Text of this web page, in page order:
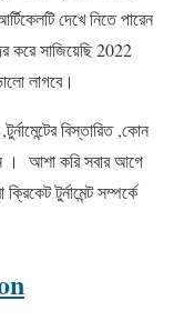
দেখে নিতে পারেন
করে সাজিয়েছি 2022
লাগবে।
বিস্তারিত ,কোন
। আশা করি সবার আগে
টুর্নামেন্ট সম্পর্কে